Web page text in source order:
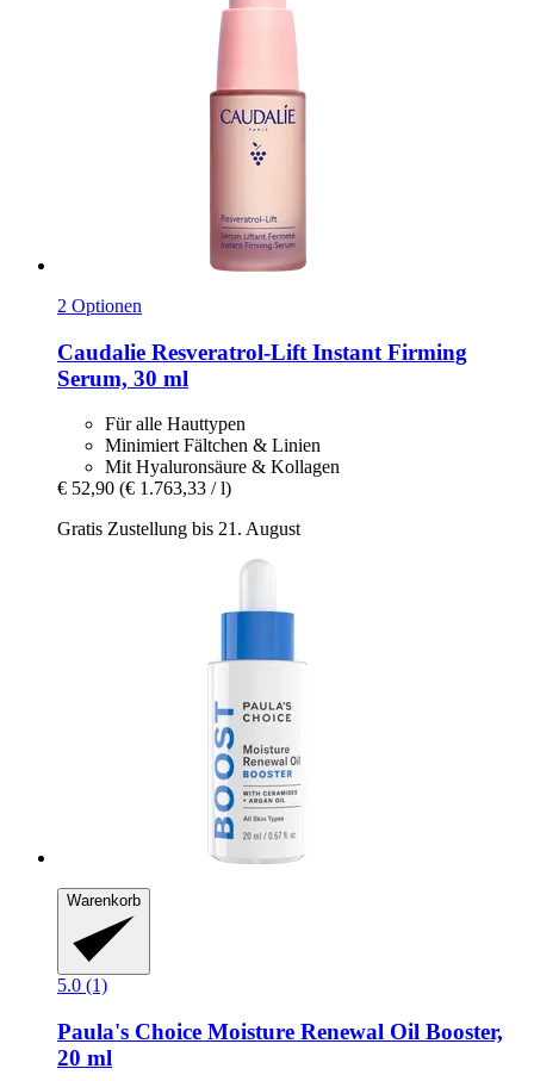
2 Optionen
Caudalie Resveratrol-​Lift Instant Firming
Serum, 30 ml
Für alle Hauttypen
Minimiert Fältchen & Linien
Mit Hyaluronsäure & Kollagen
€ 52,90 (€ 1.763,33 / l)
Gratis Zustellung bis 21. August
Warenkorb
5.0 (1)
Paula's Choice Moisture Renewal Oil Booster,
20 ml